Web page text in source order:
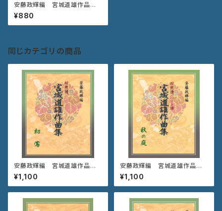
安藤政輝編 宮城道雄作品集
《比 良》
¥880
同じカテゴリの商品
安藤政輝編 宮城道雄作品集
《初 鶯》
¥1,100
安藤政輝編 宮城道雄作品集
《秋の庭》
¥1,100